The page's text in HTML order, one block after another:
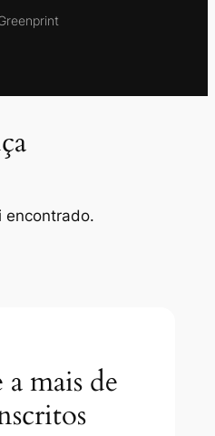
encontrado.
mais de